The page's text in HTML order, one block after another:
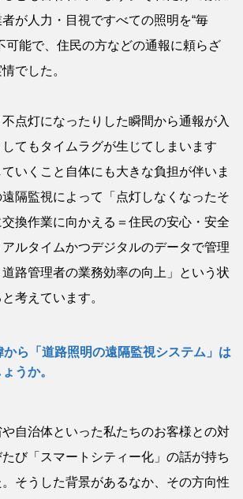
が人力・目視ですべての照明を“毎
可能で、住民の方などの通報に頼らざ
でした。
点灯になったりした瞬間から通報が入
てもタイムラグが生じてしまいます
いくこと自体にも大きな負担が伴いま
隔監視によって「点灯しなくなったそ
換作業に向かえる＝住民の安心・安全
ルタイムかつデジタルのデータで管理
路管理者の業務効率の向上」という状
考えています。
から「道路照明の遠隔監視システム」は
うか。
自治体といった私たちのお客様との対
び「スマートシティー化」の話が持ち
。そうした背景があるなか、その方向性